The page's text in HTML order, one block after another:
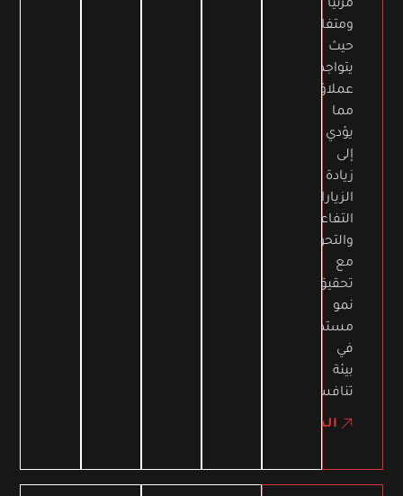
مرئيًا
ومتفاعلاً
حيث
يتواجد
عملاؤك،
مما
يؤدي
إلى
زيادة
الزيارات،
التفاعل،
والتحويلات،
مع
تحقيق
نمو
مستدام
في
بيئة
تنافسية.
المزيد